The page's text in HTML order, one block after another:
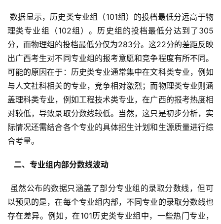
数据显示，历史类专业组（101组）的投档最低分远高于物
理类专业组（102组）。历史组的投档最低分达到了305
分，而物理组的投档最低分仅为283分。这22分的差距反映
出广西考生对不同专业组的报考意愿和竞争程度有所不同。
可能的原因在于：历史类专业通常集中在文科类专业，例如
与人文社科相关的专业，竞争相对激烈；而物理类专业则涵
盖理科类专业，例如工程技术类专业，在广西的报考热度相
对较低，导致录取分数线较低。当然，这只是初步分析，实
际情况还需结合各个专业的具体招生计划和生源质量进行综
合考量。
  二、专业组内部分数线波动
以预见的是，在每个专业组内部，不同专业的录取分数线也
存在差异。例如，在101历史类专业组中，一些热门专业，